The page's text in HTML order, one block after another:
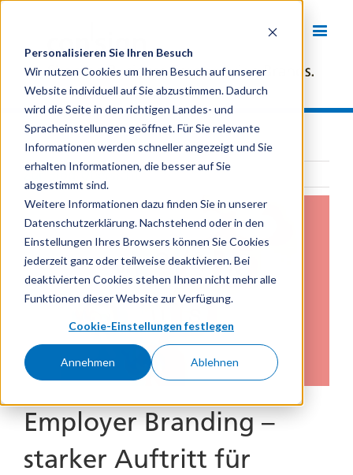
Personalisieren Sie Ihren Besuch
Wir nutzen Cookies um Ihren Besuch auf unserer
Website individuell auf Sie abzustimmen. Dadurch
wird die Seite in den richtigen Landes- und
Spracheinstellungen geöffnet. Für Sie relevante
Informationen werden schneller angezeigt und Sie
erhalten Informationen, die besser auf Sie
abgestimmt sind.
Weitere Informationen dazu finden Sie in unserer
Datenschutzerklärung. Nachstehend oder in den
Einstellungen Ihres Browsers können Sie Cookies
jederzeit ganz oder teilweise deaktivieren. Bei
deaktivierten Cookies stehen Ihnen nicht mehr alle
Funktionen dieser Website zur Verfügung.
Cookie-Einstellungen festlegen
Annehmen Ablehnen
Zur Blog-Übersicht
Employer Branding –
starker Auftritt für